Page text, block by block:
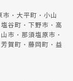
・大平町・小山
谷町・下野市・高
市・那須塩原市・
賀町・藤岡町・益